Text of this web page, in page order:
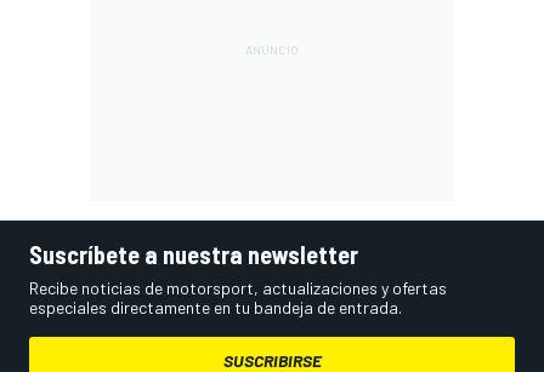
Suscríbete a nuestra newsletter
Recibe noticias de motorsport, actualizaciones y ofertas
especiales directamente en tu bandeja de entrada.
SUSCRIBIRSE